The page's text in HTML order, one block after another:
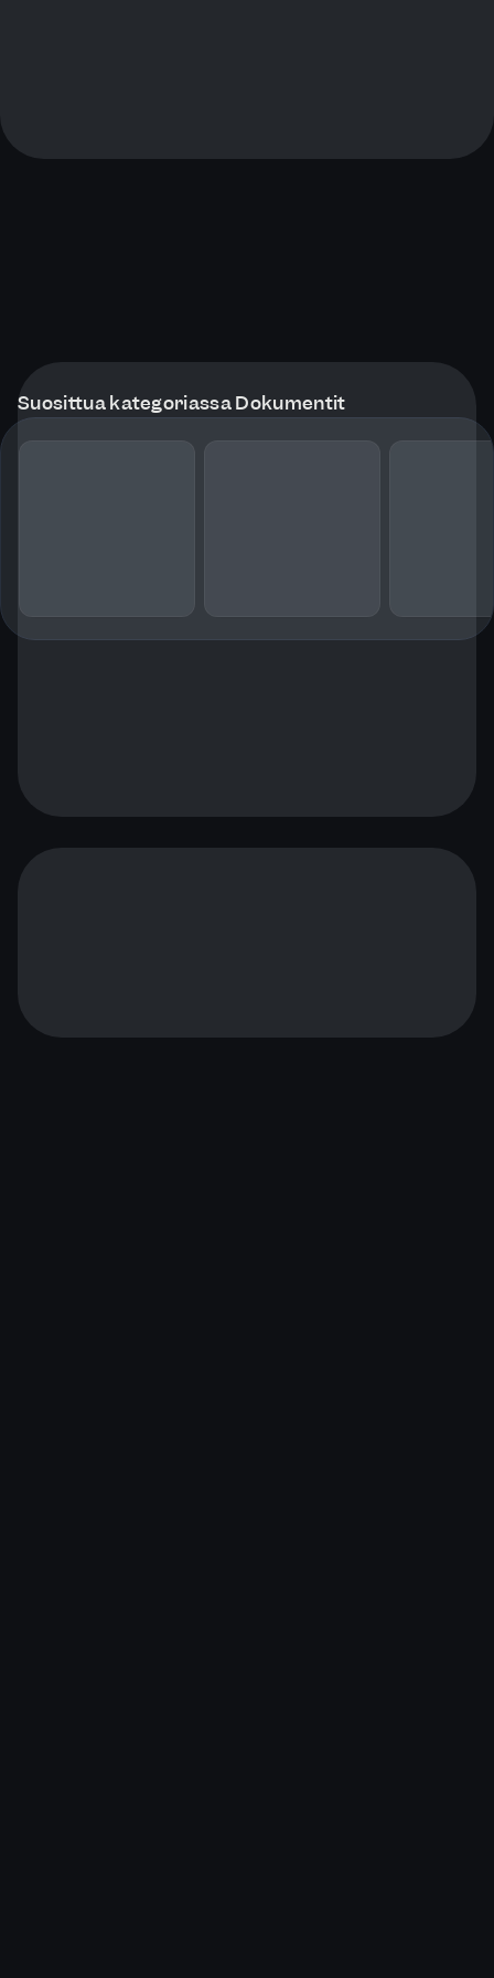
Suosittua kategoriassa Dokumentit